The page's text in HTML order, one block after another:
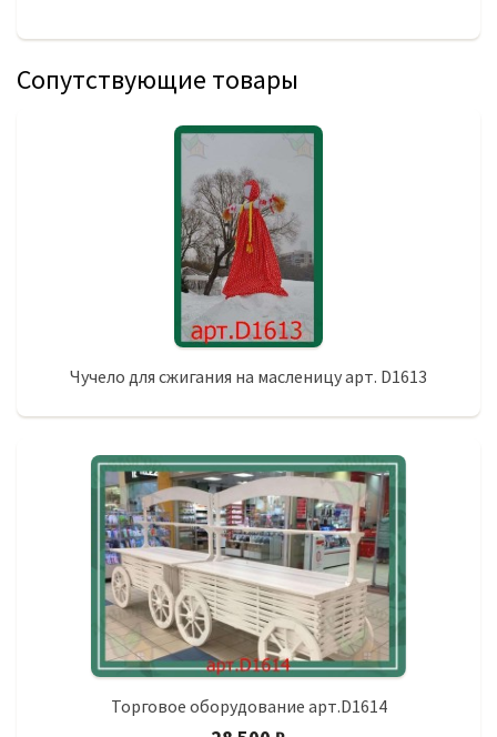
Сопутствующие товары
Чучело для сжигания на масленицу арт. D1613
Торговое оборудование арт.D1614